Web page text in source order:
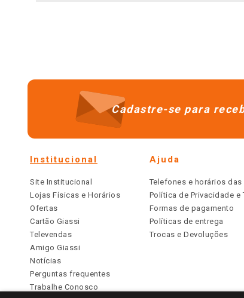
Cadastre-se para
Institucional
Site Institucional
Lojas Físicas e Horários
Ofertas
Cartão Giassi
Televendas
Amigo Giassi
Notícias
Perguntas frequentes
Trabalhe Conosco
Ajuda
Telefones e horários
Política de Privacidade e
Formas de pagamento
Políticas de entrega
Trocas e Devoluções